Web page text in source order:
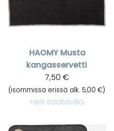
HAOMY Musta
kangasservetti
7,50 €
(isommissa erissä alk. 5,00 €)
Heti saatavilla